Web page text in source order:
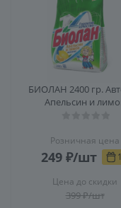
БИОЛАН 2400 гр.
Апельсин и
Розничная цена
249 ₽/шт
Цена до скидки
399₽/шт